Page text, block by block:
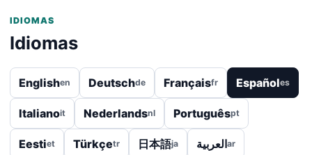
IDIOMAS
Idiomas
Englishen Deutschde Françaisfr Españoles
Italianoit Nederlandsnl Portuguêspt
Eestiet Türkçetr 日本語ja العربيةar